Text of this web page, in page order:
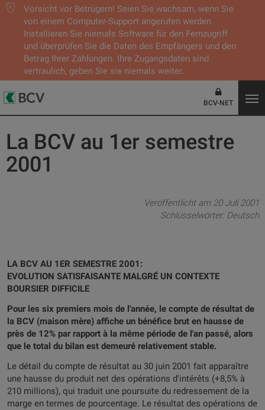
Vorsicht vor Betrügern! Seien Sie wachsam, wenn Sie
von einem Computer-Support angerufen werden.
Installieren Sie niemals Software für den Fernzugriff
und überprüfen Sie die Daten des Empfängers und den
Betrag Ihrer Zahlungen. Ihre Zugangsdaten sind
vertraulich, geben Sie sie niemals weiter.
BCV-NET
La BCV au 1er semestre
2001
Veröffentlicht am 20 Juli 2001
Schlüsselwörter: Deutsch
LA BCV AU 1ER SEMESTRE 2001:
EVOLUTION SATISFAISANTE MALGRÉ UN CONTEXTE
BOURSIER DIFFICILE
Pour les six premiers mois de l'année, le compte de résultat de
la BCV (maison mère) affiche un bénéfice brut en hausse de
près de 12% par rapport à la même période de l'an passé, alors
que le total du bilan est demeuré relativement stable.
Le détail du compte de résultat au 30 juin 2001 fait apparaître
une hausse du produit net des opérations d'intérêts (+8,5% à
210 millions), qui traduit une poursuite du redressement de la
marge en termes de pourcentage. Le résultat des opérations de